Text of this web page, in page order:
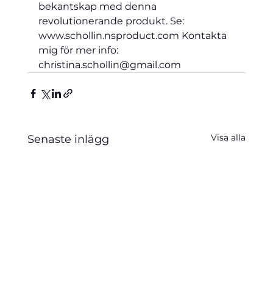
bekantskap med denna
revolutionerande produkt. Se:
www.schollin.nsproduct.com Kontakta
mig för mer info:
christina.schollin@gmail.com
Senaste inlägg Visa alla